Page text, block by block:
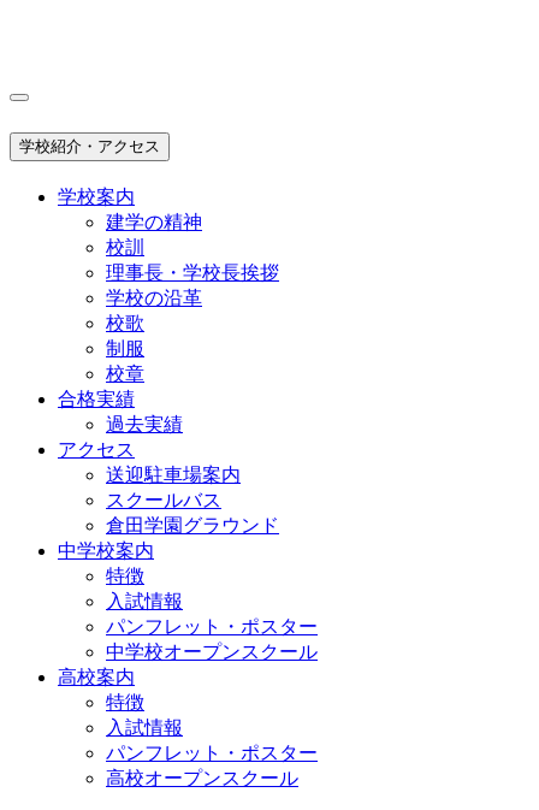
学校紹介・アクセス
学校案内
建学の精神
校訓
理事長・学校長挨拶
学校の沿革
校歌
制服
校章
合格実績
過去実績
アクセス
送迎駐車場案内
スクールバス
倉田学園グラウンド
中学校案内
特徴
入試情報
パンフレット・ポスター
中学校オープンスクール
高校案内
特徴
入試情報
パンフレット・ポスター
高校オープンスクール